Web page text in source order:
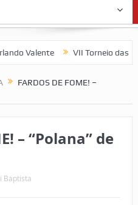
VII Torneio das Traseiras
FARDOS DE FOME! –
– “Polana” de
Baptista